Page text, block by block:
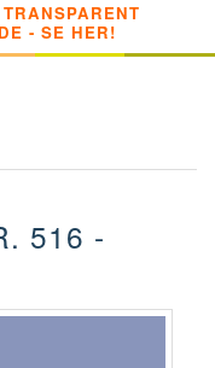
- SE HER!
516 -